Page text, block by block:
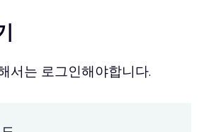
서는 로그인해야합니다.